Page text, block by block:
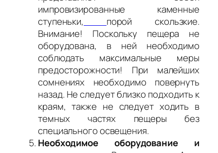
импровизированные каменные
ступеньки,
порой скользкие.
Внимание! Поскольку пещера не
оборудована, в ней необходимо
соблюдать максимальные меры
предосторожности! При малейших
сомнениях необходимо повернуть
назад. Не следует близко подходить к
краям, также не следует ходить в
темных частях пещеры без
специального освещения.
Необходимое оборудование и